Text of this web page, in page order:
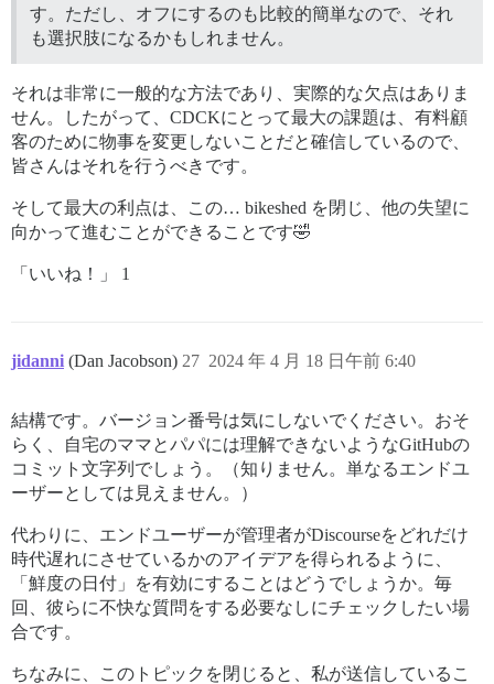
す。ただし、オフにするのも比較的簡単なので、それ
も選択肢になるかもしれません。
それは非常に一般的な方法であり、実際的な欠点はありま
せん。したがって、CDCKにとって最大の課題は、有料顧
客のために物事を変更しないことだと確信しているので、
皆さんはそれを行うべきです。
そして最大の利点は、この… bikeshed を閉じ、他の失望に
向かって進むことができることです🤣
「いいね！」 1
jidanni (Dan Jacobson) 2024 年 4 月 18 日午前 6:40
27
結構です。バージョン番号は気にしないでください。おそ
らく、自宅のママとパパには理解できないようなGitHubの
コミット文字列でしょう。（知りません。単なるエンドユ
ーザーとしては見えません。）
代わりに、エンドユーザーが管理者がDiscourseをどれだけ
時代遅れにさせているかのアイデアを得られるように、
「鮮度の日付」を有効にすることはどうでしょうか。毎
回、彼らに不快な質問をする必要なしにチェックしたい場
合です。
ちなみに、このトピックを閉じると、私が送信しているこ